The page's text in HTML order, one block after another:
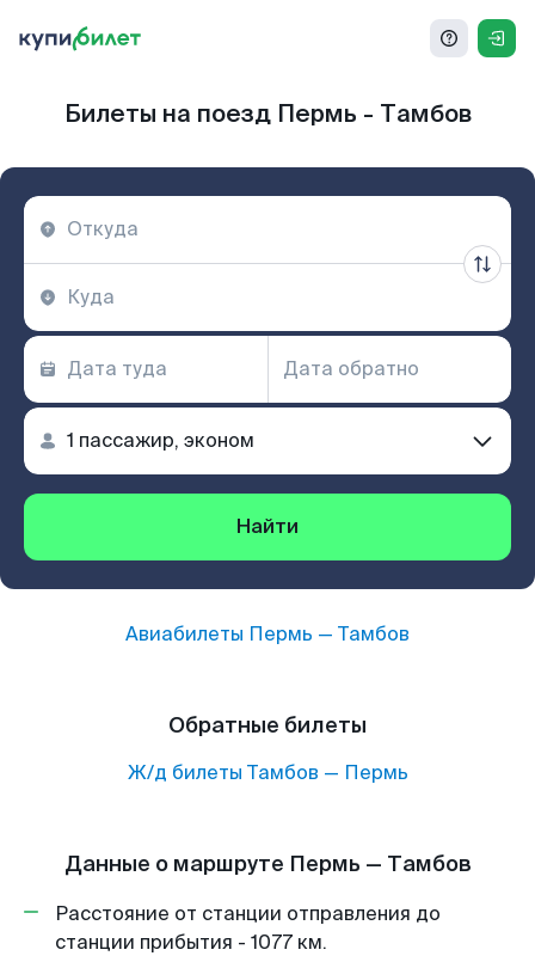
Билеты на поезд Пермь - Тамбов
Найти
Авиабилеты Пермь — Тамбов
Обратные билеты
Ж/д билеты Тамбов — Пермь
Данные о маршруте Пермь — Тамбов
Расстояние от станции отправления до
станции прибытия - 1077 км.